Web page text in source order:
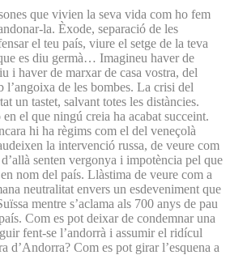
que vivien la seva vida com ho fem
la. Èxode, separació de les
el teu país, viure el setge de la teva
es diu germà… Imagineu haver de
i haver de marxar de casa vostra, del
l’angoixa de les bombes. La crisi del
un tastet, salvant totes les distàncies.
el que ningú creia ha acabat succeint.
hi ha règims com el del veneçolà
la intervenció russa, de veure com
senten vergonya i impotència pel que
nom del país. Llàstima de veure com a
neutralitat envers un esdeveniment que
mentre s’aclama als 700 anys de pau
Com es pot deixar de condemnar una
fent-se l’andorrà i assumir el ridícul
d’Andorra? Com es pot girar l’esquena a